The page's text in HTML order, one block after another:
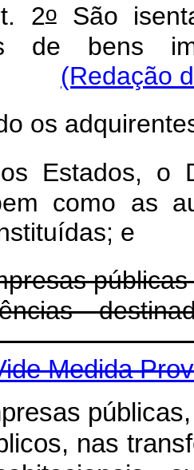
2oSão
de bens
(Redação
os
Estados, o
como as
e
Medida
nas